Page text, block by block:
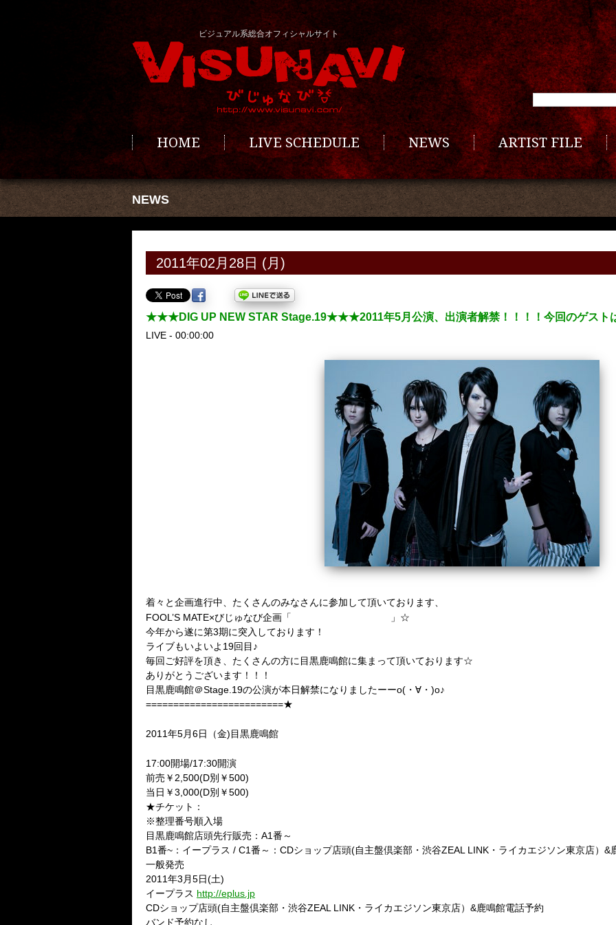
ビジュアル系総合オフィシャルサイト
HOME LIVE SCHEDULE NEWS ARTIST FILE
NEWS
2011年02月28日 (月)
★★★DIG UP NEW STAR Stage.19★★★2011年5月公演、出演者解禁！！！！今回のゲスト
LIVE - 00:00:00
着々と企画進行中、たくさんのみなさんに参加して頂いております、
FOOL’S MATE×びじゅなび企画「
」☆
今年から遂に第3期に突入しております！
ライブもいよいよ19回目♪
毎回ご好評を頂き、たくさんの方に目黒鹿鳴館に集まって頂いております☆
ありがとうございます！！！
目黒鹿鳴館＠Stage.19の公演が本日解禁になりましたーーo(・∀・)o♪
=========================★
2011年5月6日（金)目黒鹿鳴館
17:00開場/17:30開演
前売￥2,500(D別￥500)
当日￥3,000(D別￥500)
★チケット：
※整理番号順入場
目黒鹿鳴館店頭先行販売：A1番～
B1番~：イープラス / C1番～：CDショップ店頭(自主盤倶楽部・渋谷ZEAL LINK・ライカエジソン東京店）
一般発売
2011年3月5日(土)
イープラス http://eplus.jp
CDショップ店頭(自主盤倶楽部・渋谷ZEAL LINK・ライカエジソン東京店）&鹿鳴館電話予約
バンド予約なし